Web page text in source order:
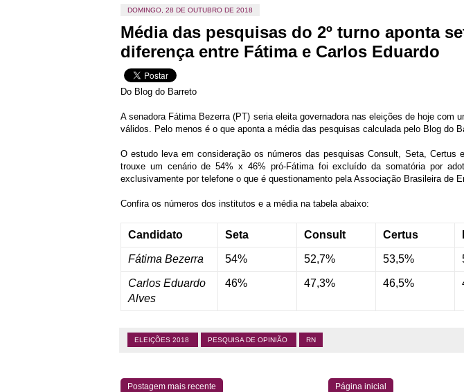
DOMINGO, 28 DE OUTUBRO DE 2018
Média das pesquisas do 2º turno aponta
diferença entre Fátima e Carlos Eduardo
Do Blog do Barreto
A senadora Fátima Bezerra (PT) seria eleita governadora nas eleições de hoje com
válidos. Pelo menos é o que aponta a média das pesquisas calculada pelo Blog do
O estudo leva em consideração os números das pesquisas Consult, Seta, Certus
trouxe um cenário de 54% x 46% pró-Fátima foi excluído da somatória por
exclusivamente por telefone o que é questionamento pela Associação Brasileira de
Confira os números dos institutos e a média na tabela abaixo:
Candidato Seta Consult Certus
Fátima Bezerra 54% 52,7% 53,5%
Carlos Eduardo
Alves
46% 47,3% 46,5%
ELEIÇÕES 2018 PESQUISA DE OPINIÃO RN
Postagem mais recente Página inicial